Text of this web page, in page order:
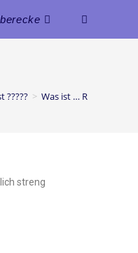
????? > Was ist … R
streng